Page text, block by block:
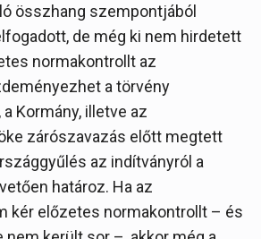
összhang szempontjából
de még ki nem hirdetett
normakontrollt az
a törvény
Kormány, illetve az
zárószavazás előtt megtett
az indítványról a
határoz. Ha az
kér előzetes normakontrollt – és